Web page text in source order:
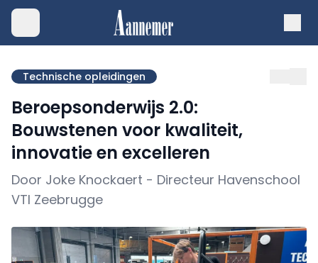
Technische opleidingen
Beroepsonderwijs 2.0:
Bouwstenen voor kwaliteit,
innovatie en excelleren
Door Joke Knockaert - Directeur Havenschool
VTI Zeebrugge